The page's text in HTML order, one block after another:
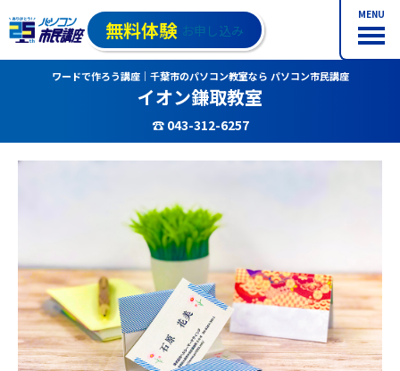
MENU
無料体験 お申し込み
ワードで作ろう講座｜千葉市のパソコン教室なら パソコン市民講座
イオン鎌取教室
☎ 043-312-6257